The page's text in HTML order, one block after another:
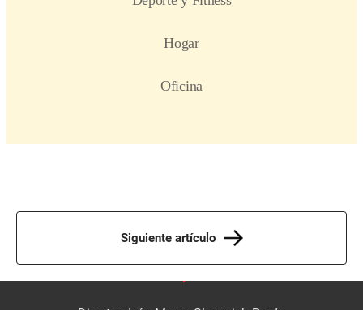
Siguiente artículo